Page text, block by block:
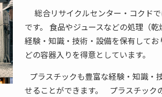
総合リサイクルセンター・コクド
です。 食品やジュースなどの処理（
経験・知識・技術・設備を保有して
どの容器入りを得意としています。
プラスチックも豊富な経験・知識・
せることができます。 プラスチック